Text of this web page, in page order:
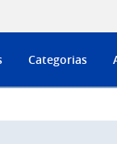
Categorias